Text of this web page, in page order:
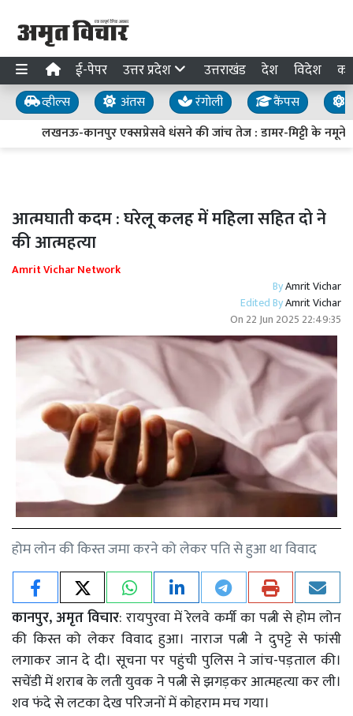
ई-पेपर उत्तर प्रदेश उत्तराखंड देश विदेश
व्हील्स अंतस रंगोली कैंपस
लखनऊ-कानपुर एक्सप्रेसवे धंसने की जांच तेज : डामर-मिट्टी के नमूने
आत्मघाती कदम : घरेलू कलह में महिला सहित दो ने
की आत्महत्या
Amrit Vichar Network
ByAmrit Vichar
Edited ByAmrit Vichar
On 22 Jun 2025 22:49:35
होम लोन की किस्त जमा करने को लेकर पति से हुआ था विवाद
कानपुर, अमृत विचार: रायपुरवा में रेलवे कर्मी का पत्नी से होम लोन
की किस्त को लेकर विवाद हुआ। नाराज पत्नी ने दुपट्टे से फांसी
लगाकर जान दे दी। सूचना पर पहुंची पुलिस ने जांच-पड़ताल की।
सचेंडी में शराब के लती युवक ने पत्नी से झगड़कर आत्महत्या कर ली।
शव फंदे से लटका देख परिजनों में कोहराम मच गया।